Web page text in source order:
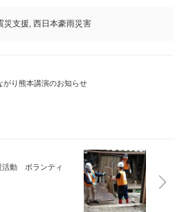
災支援, 西日本豪雨災害
がり熊本講演のお知らせ
活動 ボランティ